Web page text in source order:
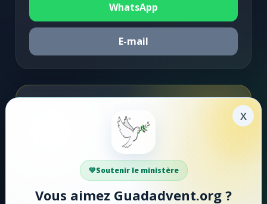
WhatsApp
E-mail
Votre soutien aide Guadadvent.org à continuer sa
mission de foi, d'encouragement et d'édification.
x
Soutenir le ministère
Vous aimez Guadadvent.org ?